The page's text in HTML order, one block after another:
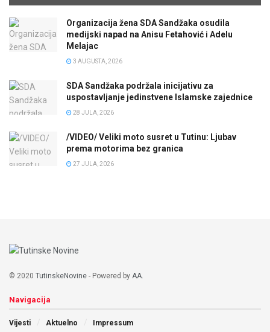
Organizacija žena SDA Sandžaka osudila
medijski napad na Anisu Fetahović i Adelu
Melajac
3 AUGUSTA, 2026
SDA Sandžaka podržala inicijativu za
uspostavljanje jedinstvene Islamske zajednice
28 JULA, 2026
/VIDEO/ Veliki moto susret u Tutinu: Ljubav
prema motorima bez granica
27 JULA, 2026
© 2020 TutinskeNovine - Powered by AA.
Navigacija
Vijesti Aktuelno Impressum